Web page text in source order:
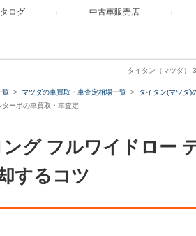
ログ 中古車販売店
タイタン（マツダ）
覧 マツダの車買取・車査定相場一覧
タイタン(マツダ)
ーボの車買取・車査定
グ フルワイドロー
するコツ